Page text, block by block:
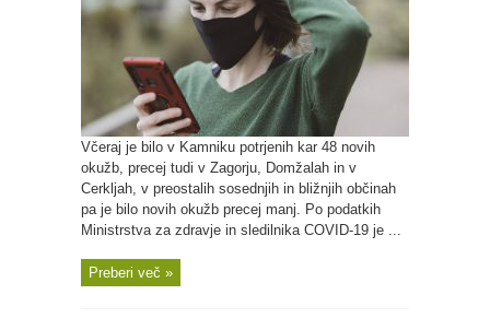
Včeraj je bilo v Kamniku potrjenih kar 48 novih
okužb, precej tudi v Zagorju, Domžalah in v
Cerkljah, v preostalih sosednjih in bližnjih občinah
pa je bilo novih okužb precej manj. Po podatkih
Ministrstva za zdravje in sledilnika COVID-19 je ...
Preberi več »